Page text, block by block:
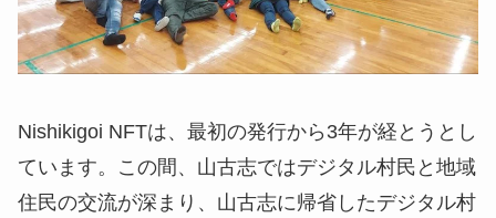
Nishikigoi NFTは、最初の発行から3年が経とうとし
ています。この間、山古志ではデジタル村民と地域
住民の交流が深まり、山古志に帰省したデジタル村